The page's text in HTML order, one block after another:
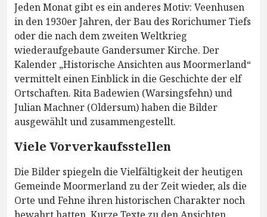
Jeden Monat gibt es ein anderes Motiv: Veenhusen
in den 1930er Jahren, der Bau des Rorichumer Tiefs
oder die nach dem zweiten Weltkrieg
wiederaufgebaute Gandersumer Kirche. Der
Kalender „Historische Ansichten aus Moormerland“
vermittelt einen Einblick in die Geschichte der elf
Ortschaften. Rita Badewien (Warsingsfehn) und
Julian Machner (Oldersum) haben die Bilder
ausgewählt und zusammengestellt.
Viele Vorverkaufsstellen
Die Bilder spiegeln die Vielfältigkeit der heutigen
Gemeinde Moormerland zu der Zeit wieder, als die
Orte und Fehne ihren historischen Charakter noch